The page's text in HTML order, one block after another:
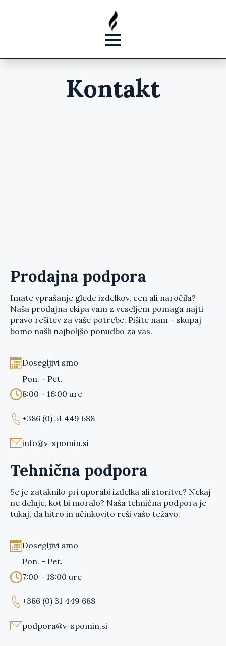
Kontakt
Prodajna podpora
Imate vprašanje glede izdelkov, cen ali naročila?
Naša prodajna ekipa vam z veseljem pomaga najti
pravo rešitev za vaše potrebe. Pišite nam – skupaj
bomo našli najboljšo ponudbo za vas.
Dosegljivi smo
Pon. - Pet.
8:00 - 16:00 ure
+386 (0) 51 449 688
info@v-spomin.si
Tehnična podpora
Se je zataknilo pri uporabi izdelka ali storitve? Nekaj
ne deluje, kot bi moralo? Naša tehnična podpora je
tukaj, da hitro in učinkovito reši vašo težavo.
Dosegljivi smo
Pon. - Pet.
7:00 - 18:00 ure
+386 (0) 31 449 688
podpora@v-spomin.si